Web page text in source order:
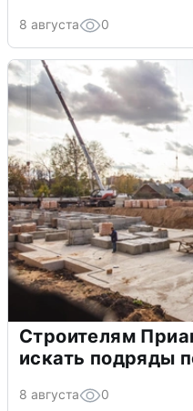
8 августа 0
Строителям
искать подряды
8 августа 0